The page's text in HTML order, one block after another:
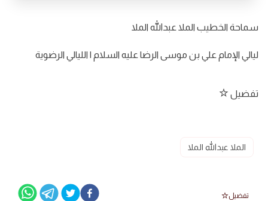
سماحة الخطيب الملا عبدالله الملا
ليالي الإمام علي بن موسى الرضا عليه السلام | الليالي الرضوية
تفضيل
الملا عبدالله الملا
تفضيل